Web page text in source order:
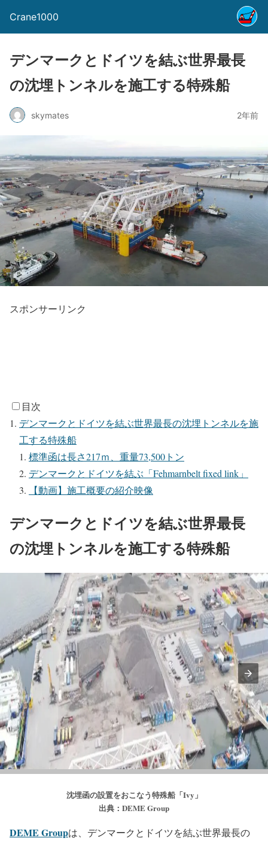
Crane1000
デンマークとドイツを結ぶ世界最長
の沈埋トンネルを施工する特殊船
skymates 2年前
スポンサーリンク
目次
デンマークとドイツを結ぶ世界最長の沈埋トンネルを施
工する特殊船
標準函は長さ217ｍ、重量73,500トン
デンマークとドイツを結ぶ「Fehmarnbelt fixed link」
【動画】施工概要の紹介映像
デンマークとドイツを結ぶ世界最長
の沈埋トンネルを施工する特殊船
沈埋函の設置をおこなう特殊船「Ivy」
出典：DEME Group
DEME Groupは、デンマークとドイツを結ぶ世界最長の